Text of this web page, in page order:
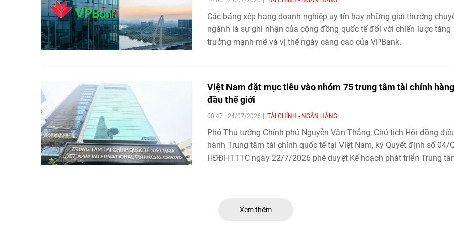
Các bảng xếp hạng doanh nghiệp uy tín hay những giải thưởng
ngành là sự ghi nhận của cộng đồng quốc tế đối với chiến lược tăng
trưởng mạnh mẽ và vị thế ngày càng cao của VPBank.
Việt Nam đặt mục tiêu vào nhóm 75 trung tâm tài chính hàng
đầu thế giới
08:47 | 24/07/2026 TÀI CHÍNH - NGÂN HÀNG
Phó Thủ tướng Chính phủ Nguyễn Văn Thắng, Chủ tịch Hội đồng
hành Trung tâm tài chính quốc tế tại Việt Nam, ký Quyết định số 04/
HĐĐHTTTC ngày 22/7/2026 phê duyệt Kế hoạch phát triển Trung
Xem thêm